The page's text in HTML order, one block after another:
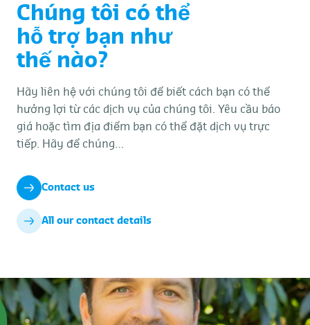
Chúng tôi có thể
hỗ trợ bạn như
thế nào?
Hãy liên hệ với chúng tôi để biết cách bạn có thể
hưởng lợi từ các dịch vụ của chúng tôi. Yêu cầu báo
giá hoặc tìm địa điểm bạn có thể đặt dịch vụ trực
tiếp. Hãy để chúng…
Contact us
All our contact details